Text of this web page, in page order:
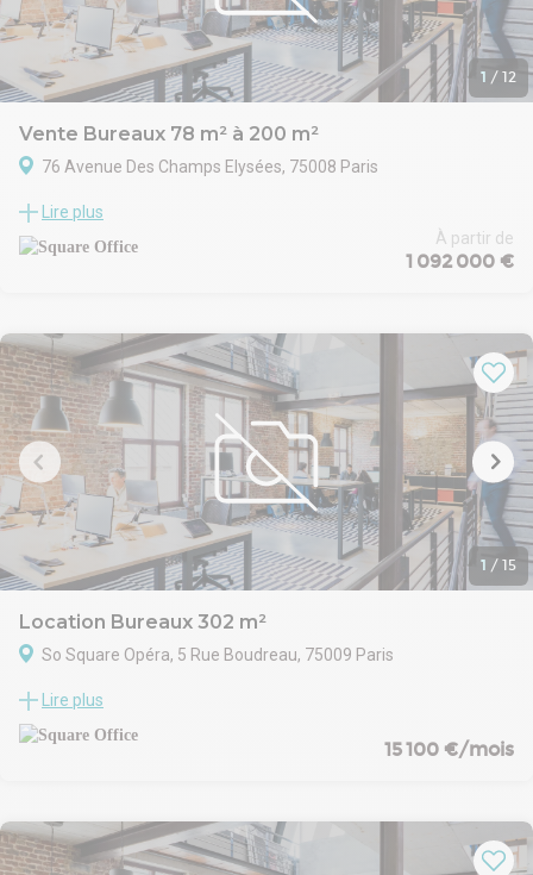
Nombreux transports : Métros lignes 7, 8, 9 ; Bus : 20, 26, 29, 32,
39, 40, 45, 74, 85.
Prix de vente net vendeur : 875 000€
Honoraires à la charge de l'acquéreur en sus : 5% HT du prix de
vente
1 / 12
Vente Bureaux 78 m² à 200 m²
76 Avenue Des Champs Elysées, 75008 Paris
taille de très bon standing, offrant un cadre professionnel
qualitatif et recherché. Il bénéficie de prestations techniques
incluant accessibilité PMR, climatisation, faux plancher et fibre
prestigieux, renforce l’attractivité de l’ensemble dans le cadre
d’un investissement ou d’une implantation d’entreprise.
Lire plus
À partir de
1 092 000 €
1 / 15
Location Bureaux 302 m²
So Square Opéra, 5 Rue Boudreau, 75009 Paris
développant une surface d’environ 8?428 m² répartis sur 7
étages, situé au cœur du 9e arrondissement de Paris. Ce bien
d’exception bénéficie d’une architecture emblématique, de
offre une accessibilité optimale aux transports en commun, aux
commerces et aux services du quartier dynamique de la rive
droite parisienne.
Lire plus
15 100 €/mois